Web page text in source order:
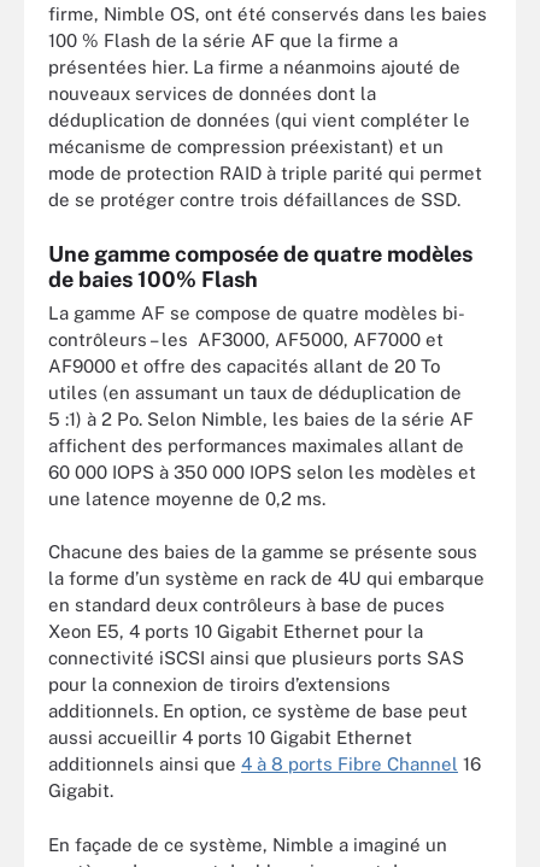
firme, Nimble OS, ont été conservés dans les baies
100 % Flash de la série AF que la firme a
présentées hier. La firme a néanmoins ajouté de
nouveaux services de données dont la
déduplication de données (qui vient compléter le
mécanisme de compression préexistant) et un
mode de protection RAID à triple parité qui permet
de se protéger contre trois défaillances de SSD.
Une gamme composée de quatre modèles
de baies 100% Flash
La gamme AF se compose de quatre modèles bi-
contrôleurs – les AF3000, AF5000, AF7000 et
AF9000 et offre des capacités allant de 20 To
utiles (en assumant un taux de déduplication de
5 :1) à 2 Po. Selon Nimble, les baies de la série AF
affichent des performances maximales allant de
60 000 IOPS à 350 000 IOPS selon les modèles et
une latence moyenne de 0,2 ms.
Chacune des baies de la gamme se présente sous
la forme d’un système en rack de 4U qui embarque
en standard deux contrôleurs à base de puces
Xeon E5, 4 ports 10 Gigabit Ethernet pour la
connectivité iSCSI ainsi que plusieurs ports SAS
pour la connexion de tiroirs d’extensions
additionnels. En option, ce système de base peut
aussi accueillir 4 ports 10 Gigabit Ethernet
additionnels ainsi que 4 à 8 ports Fibre Channel 16
Gigabit.
En façade de ce système, Nimble a imaginé un